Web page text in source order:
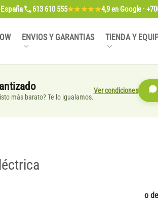
613 610 555★★★★★4,9en Google ·
ENVIOS Y GARANTIAS TIENDA Y
más barato? Te lo igualamos.
Ver condiciones
o